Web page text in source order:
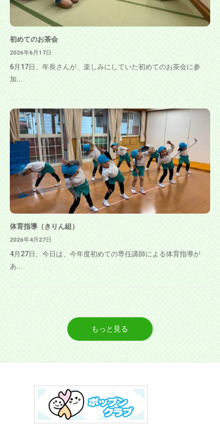
初めてのお茶会
2026年6月17日
6月17日、年長さんが、楽しみにしていた初めてのお茶会に参
加...
体育指導（きりん組）
2026年4月27日
4月27日、今日は、今年度初めての専任講師による体育指導が
あ...
もっと見る